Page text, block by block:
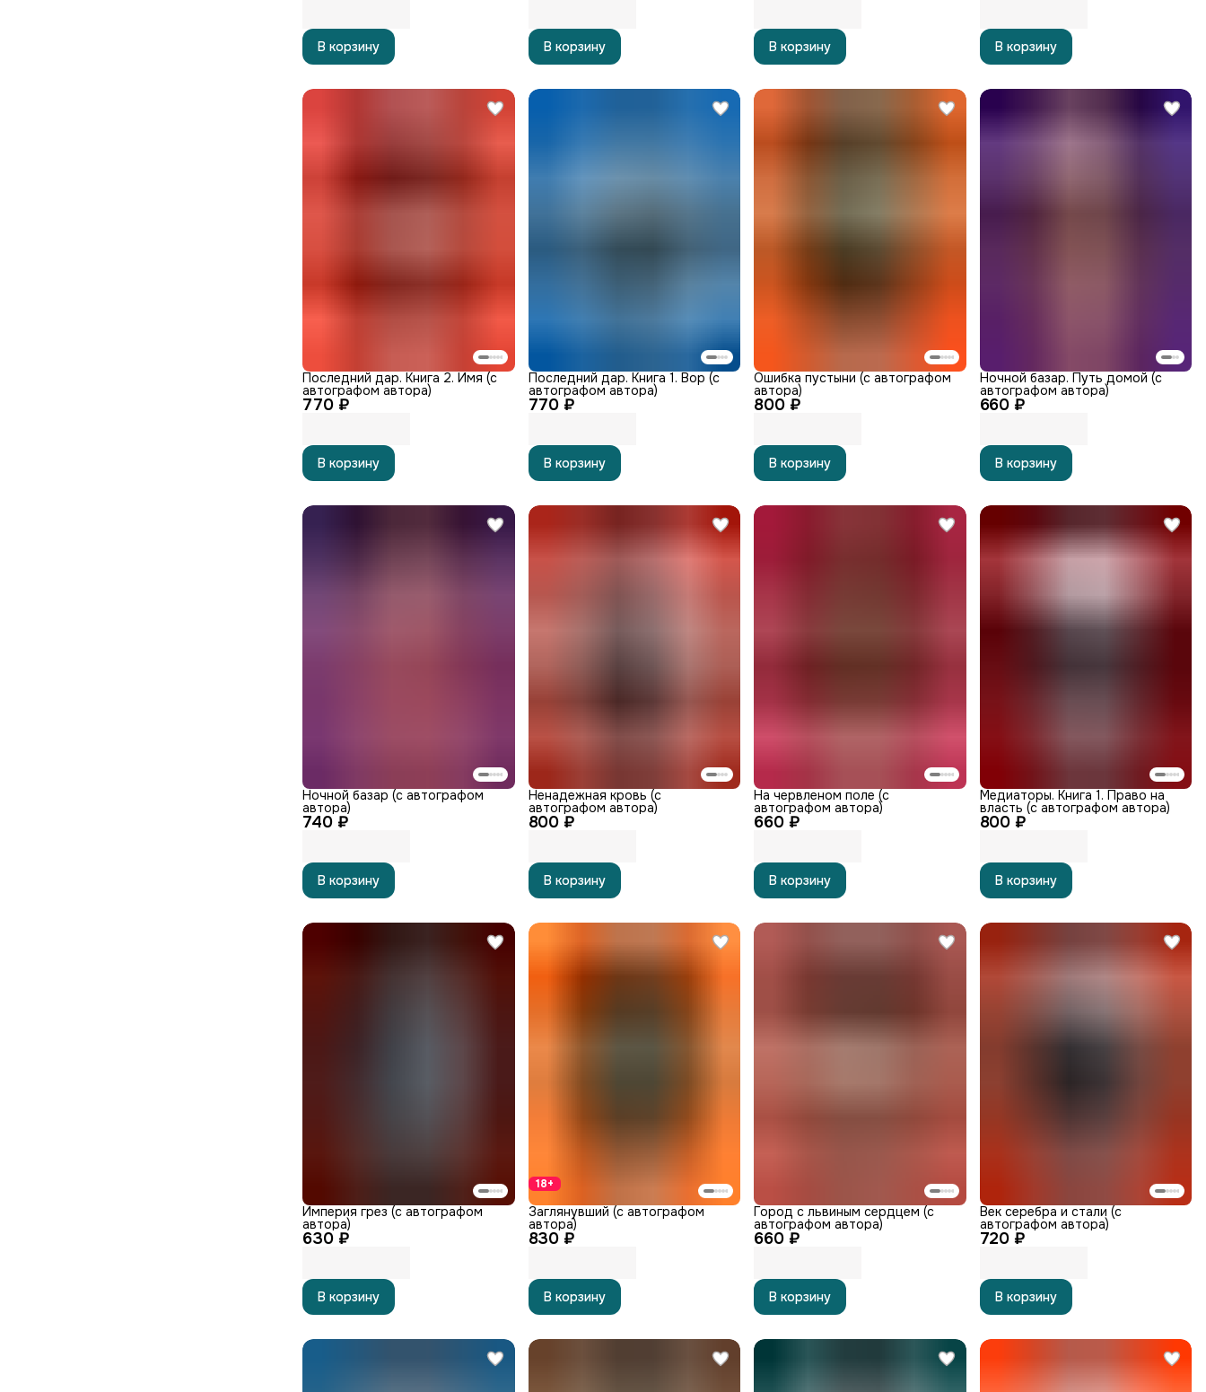
В корзину В корзину В корзину В корзину
770 ₽
Последний дар. Книга 2. Имя (с
автографом автора)
В корзину
770 ₽
Последний дар. Книга 1. Вор (с
автографом автора)
В корзину
800 ₽
Ошибка пустыни (с автографом
автора)
В корзину
660 ₽
Ночной базар. Путь домой (с
автографом автора)
В корзину
740 ₽
Ночной базар (с автографом
автора)
В корзину
800 ₽
Ненадежная кровь (с
автографом автора)
В корзину
660 ₽
На червленом поле (с
автографом автора)
В корзину
800 ₽
Медиаторы. Книга 1. Право на
власть (с автографом автора)
В корзину
630 ₽
Империя грез (с автографом
автора)
В корзину
18+
830 ₽
Заглянувший (с автографом
автора)
В корзину
660 ₽
Город с львиным сердцем (с
автографом автора)
В корзину
720 ₽
Век серебра и стали (с
автографом автора)
В корзину